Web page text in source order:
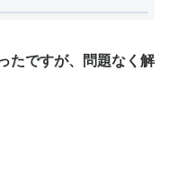
たですが、
問題なく解